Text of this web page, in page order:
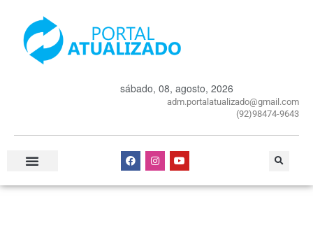
sábado, 08, agosto, 2026
adm.portalatualizado@gmail.com
(92)98474-9643